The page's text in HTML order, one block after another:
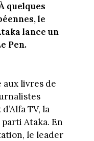
quelques
le
lance un
Pen.
aux livres de
TV, la
Ataka. En
le leader